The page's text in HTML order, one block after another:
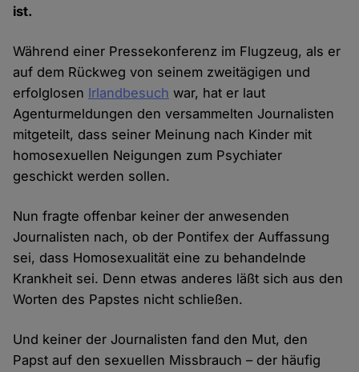
ist.
Während einer Pressekonferenz im Flugzeug, als er
auf dem Rückweg von seinem zweitägigen und
erfolglosen Irlandbesuch war, hat er laut
Agenturmeldungen den versammelten Journalisten
mitgeteilt, dass seiner Meinung nach Kinder mit
homosexuellen Neigungen zum Psychiater
geschickt werden sollen.
Nun fragte offenbar keiner der anwesenden
Journalisten nach, ob der Pontifex der Auffassung
sei, dass Homosexualität eine zu behandelnde
Krankheit sei. Denn etwas anderes läßt sich aus den
Worten des Papstes nicht schließen.
Und keiner der Journalisten fand den Mut, den
Papst auf den sexuellen Missbrauch – der häufig